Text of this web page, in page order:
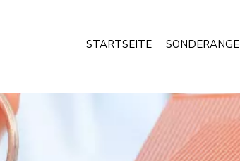
STARTSEITE